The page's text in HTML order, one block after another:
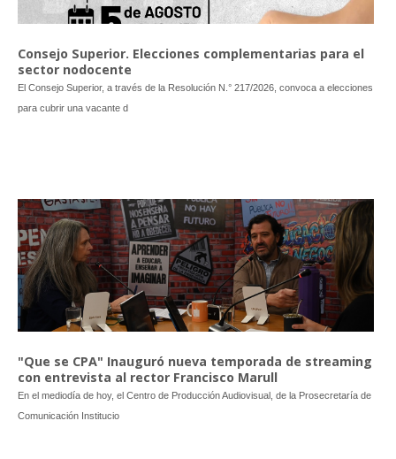
Consejo Superior. Elecciones complementarias para el
sector nodocente
El Consejo Superior, a través de la Resolución N.° 217/2026, convoca a elecciones
para cubrir una vacante d
"Que se CPA" Inauguró nueva temporada de streaming
con entrevista al rector Francisco Marull
En el mediodía de hoy, el Centro de Producción Audiovisual, de la Prosecretaría de
Comunicación Institucio